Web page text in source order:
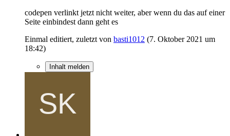
codepen verlinkt jetzt nicht weiter, aber wenn du das auf einer
Seite einbindest dann geht es
Einmal editiert, zuletzt von basti1012 (7. Oktober 2021 um
18:42)
Inhalt melden